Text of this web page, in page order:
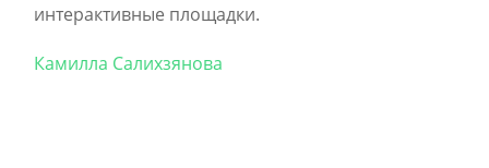
интерактивные площадки.
Камилла Салихзянова